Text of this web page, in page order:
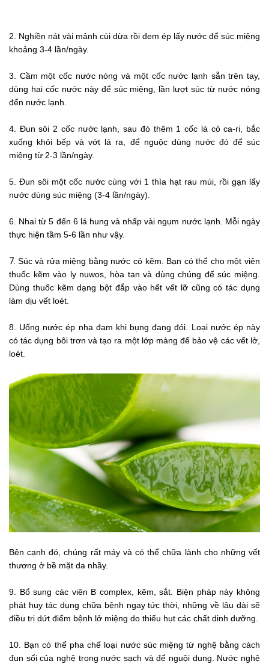
2. Nghiền nát vài mảnh cùi dừa rồi đem ép lấy nước để súc miệng
khoảng 3-4 lần/ngày.
3. Cầm một cốc nước nóng và một cốc nước lạnh sẵn trên tay,
dùng hai cốc nước này để súc miệng, lần lượt súc từ nước nóng
đến nước lạnh.
4. Đun sôi 2 cốc nước lạnh, sau đó thêm 1 cốc lá cỏ ca-ri, bắc
xuống khỏi bếp và vớt lá ra, để nguộc dùng nước đó để súc
miệng từ 2-3 lần/ngày.
5. Đun sôi một cốc nước cùng với 1 thìa hạt rau mùi, rồi gạn lấy
nước dùng súc miệng (3-4 lần/ngày).
6. Nhai từ 5 đến 6 lá hung và nhấp vài ngụm nước lạnh. Mỗi ngày
thực hiện tầm 5-6 lần như vậy.
7. Súc và rửa miệng bằng nước có kẽm. Bạn có thể cho một viên
thuốc kẽm vào ly nuwos, hòa tan và dùng chúng để súc miệng.
Dùng thuốc kẽm dạng bột đắp vào hết vết lỡ cũng có tác dụng
làm dịu vết loét.
8. Uống nước ép nha đam khi bụng đang đói. Loại nước ép này
có tác dụng bôi trơn và tạo ra một lớp màng để bảo vệ các vết lở,
loét.
Bên cạnh đó, chúng rất máy và có thể chữa lành cho những vết
thương ở bề mặt da nhầy.
9. Bổ sung các viên B complex, kẽm, sắt. Biện pháp này không
phát huy tác dụng chữa bệnh ngay tức thời, những về lâu dài sẽ
điều trị dứt điểm bệnh lở miệng do thiếu hụt các chất dinh dưỡng.
10. Bạn có thể pha chế loại nước súc miệng từ nghệ bằng cách
đun sối của nghệ trong nước sạch và để nguội dung. Nước nghệ